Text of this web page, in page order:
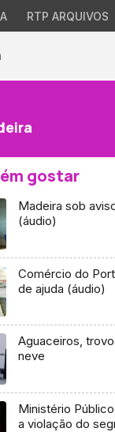
RTP ARQUIVOS
gostar
Madeira sob
(áudio)
Comércio do
de ajuda (áudio)
Aguaceiros,
neve
Ministério
a violação do